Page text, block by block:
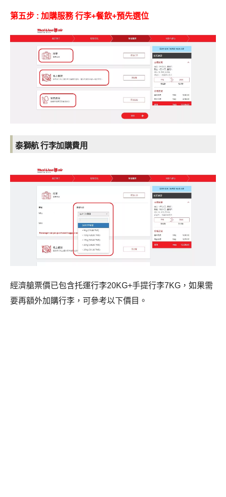
第五步 : 加購服務 行李+餐飲+預先選位
泰獅航行李加購費用
經濟艙票價已包含托運行李20KG+手提行李7KG，如果需
要再額外加購行李，可參考以下價目。